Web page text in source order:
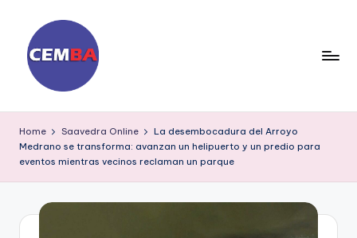
content
ia
ri
o
C
Home Saavedra Online
La desembocadura del Arroyo
Medrano se transforma: avanzan un helipuerto y un predio para
eventos mientras vecinos reclaman un parque